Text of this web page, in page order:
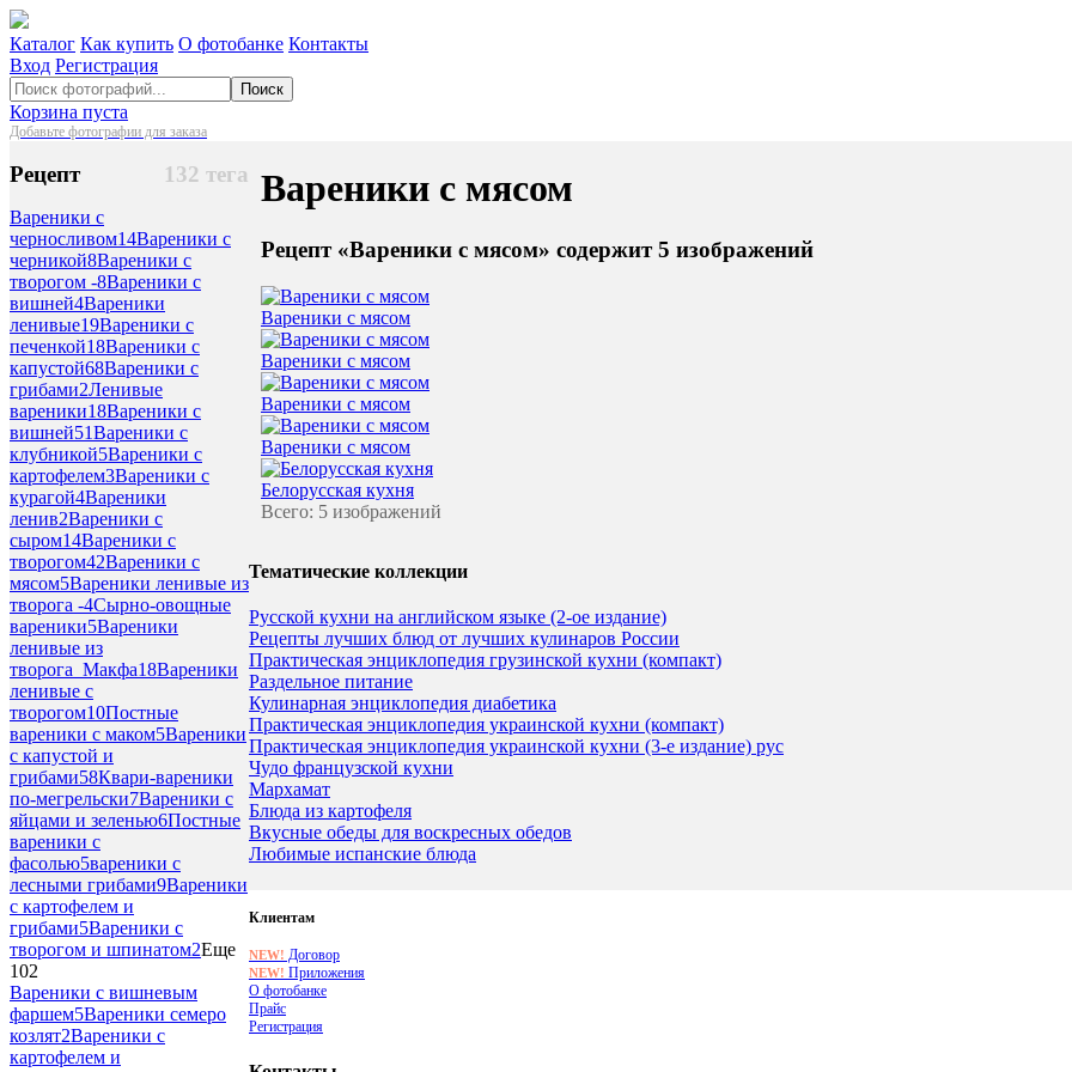
Каталог Как купить О фотобанке Контакты
Вход Регистрация
Поиск
Корзина пуста
Добавьте фотографии для заказа
132 тега
Рецепт
Вареники с
черносливом14Вареники с
черникой8Вареники с
творогом -8Вареники с
вишней4Вареники
ленивые19Вареники с
печенкой18Вареники с
капустой68Вареники с
грибами2Ленивые
вареники18Вареники с
вишней51Вареники с
клубникой5Вареники с
картофелем3Вареники с
курагой4Вареники
ленив2Вареники с
сыром14Вареники с
творогом42Вареники с
мясом5Вареники ленивые из
творога -4Сырно-овощные
вареники5Вареники
ленивые из
творога_Макфа18Вареники
ленивые с
творогом10Постные
вареники с маком5Вареники
с капустой и
грибами58Квари-вареники
по-мегрельски7Вареники с
яйцами и зеленью6Постные
вареники с
фасолью5вареники с
лесными грибами9Вареники
с картофелем и
грибами5Вареники с
творогом и шпинатом2Еще
102
Вареники с вишневым
фаршем5Вареники семеро
козлят2Вареники с
картофелем и
Вареники с мясом
Рецепт «Вареники с мясом» содержит 5 изображений
Вареники с мясом
Вареники с мясом
Вареники с мясом
Вареники с мясом
Белорусская кухня
Всего: 5 изображений
Тематические коллекции
Русской кухни на английском языке (2-ое издание)
Рецепты лучших блюд от лучших кулинаров России
Практическая энциклопедия грузинской кухни (компакт)
Раздельное питание
Кулинарная энциклопедия диабетика
Практическая энциклопедия украинской кухни (компакт)
Практическая энциклопедия украинской кухни (3-е издание) рус
Чудо французской кухни
Мархамат
Блюда из картофеля
Вкусные обеды для воскресных обедов
Любимые испанские блюда
Клиентам
NEW! Договор
NEW! Приложения
О фотобанке
Прайс
Регистрация